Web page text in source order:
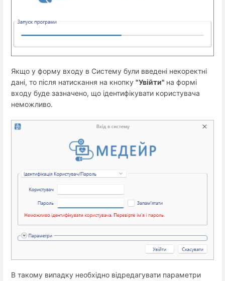
Якщо у форму входу в Систему були введені некоректні
дані, то після натискання на кнопку "Увійти" на формі
входу буде зазначено, що ідентифікувати користувача
неможливо.
В такому випадку необхідно відредагувати параметри